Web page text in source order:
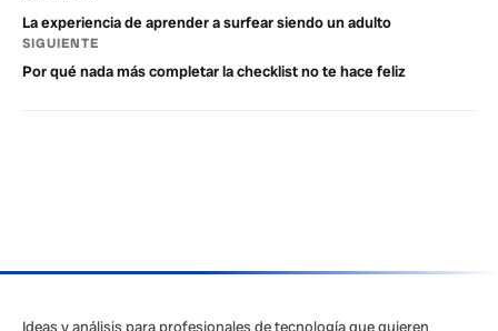
La experiencia de aprender a surfear siendo un adulto
SIGUIENTE
Por qué nada más completar la checklist no te hace feliz
Ideas y análisis para profesionales de tecnología que quieren